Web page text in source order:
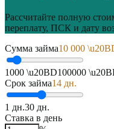
Рассчитайте полную
переплату, ПСК и дату
Сумма займа10 000
1000 \u20BD100000
Срок займа14 дн.
1 дн.30 дн.
Ставка в день